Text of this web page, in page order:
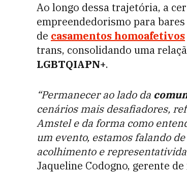
Ao longo dessa trajetória, a
empreendedorismo para
de casamentos homoafetivos
trans, consolidando uma
LGBTQIAPN+.
“Permanecer ao lado da
cenários mais desafiadores,
Amstel e da forma como
um evento, estamos falando
acolhimento e
Jaqueline Codogno, gerente